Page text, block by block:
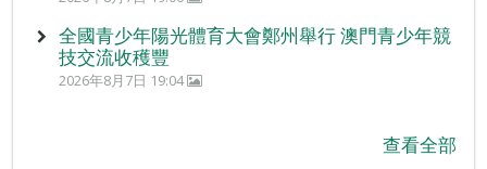
全國青少年陽光體育大會鄭州舉行 澳門青少年競
技交流收穫豐
2026年8月7日 19:04
查看全部